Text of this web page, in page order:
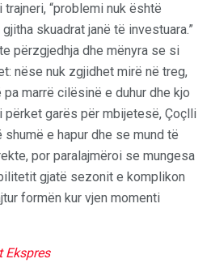
trajneri, “problemi nuk është
skuadrat janë të investuara.”
përzgjedhja dhe mënyra se si
nëse nuk zgjidhet mirë në treg,
marrë cilësinë e duhur dhe kjo
përket garës për mbijetesë, Çoçlli
e hapur dhe se mund të
por paralajmëroi se mungesa
gjatë sezonit e komplikon
formën kur vjen momenti
Ekspres